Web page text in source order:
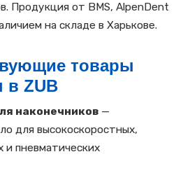
Продукция от BMS, AlpenDent
на складе в Харькове.
товары
в ZUB
наконечников —
для высокоскоростных,
и пневматических